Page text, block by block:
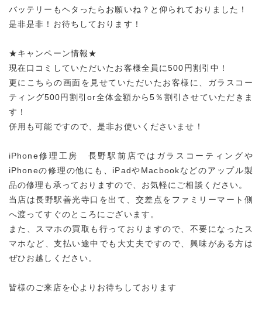
バッテリーもヘタったらお願いね？と仰られておりました！
是非是非！お待ちしております！
★キャンペーン情報★
現在口コミしていただいたお客様全員に500円割引中！
更にこちらの画面を見せていただいたお客様に、ガラスコー
ティング500円割引or全体金額から5％割引させていただきま
す！
併用も可能ですので、是非お使いくださいませ！
iPhone修理工房 長野駅前店ではガラスコーティングや
iPhoneの修理の他にも、iPadやMacbookなどのアップル製
品の修理も承っておりますので、お気軽にご相談ください。
当店は長野駅善光寺口を出て、交差点をファミリーマート側
へ渡ってすぐのところにございます。
また、スマホの買取も行っておりますので、不要になったス
マホなど、支払い途中でも大丈夫ですので、興味がある方は
ぜひお越しください。
皆様のご来店を心よりお待ちしております